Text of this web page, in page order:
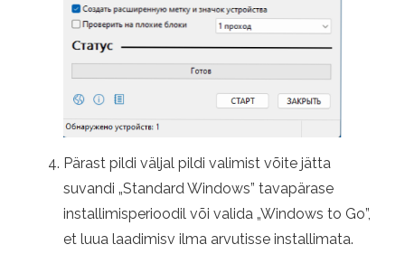
Pärast pildi väljal pildi valimist võite jätta
suvandi „Standard Windows” tavapärase
installimisperioodil või valida „Windows to Go”,
et luua laadimisv ilma arvutisse installimata.